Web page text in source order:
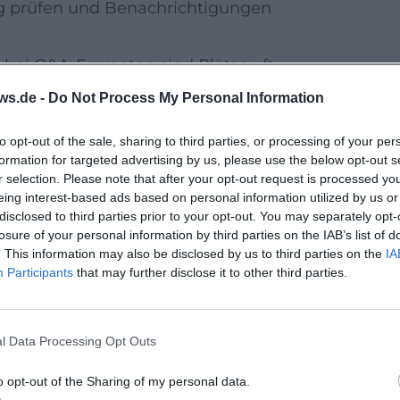
- Do Not Process My Personal Information
opt-out of the sale, sharing to third parties, or processing of your
for targeted advertising by us, please use the below opt-out
selection. Please note that after your opt-out request is processed
interest-based ads based on personal information utilized by us
to third parties prior to your opt-out. You may separately
of your personal information by third parties on the IAB’s list of
This information may also be disclosed by us to third parties on the
Participants that may further disclose it to other third parties.
Data Processing Opt Outs
opt-out of the Sharing of my personal data.
prüfen und Benachrichtigungen
Q&A-Formaten sind Plätze oft
– viele Veranstaltungen enden mit
sind möglich. Prüfe am
und Einlassregelungen.
Termine geplant, die sich an
werden Gesichter für Film, Serie,
der Regel nach Anmeldung.
notieren.